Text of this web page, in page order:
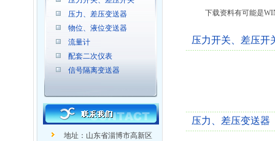
压力、差压变送器
物位、液位变送器
流量计
配套二次仪表
信号隔离变送器
地址：山东省淄博市高新区
下载资料有可能是
压力开关、差压开
压力、差压变送器